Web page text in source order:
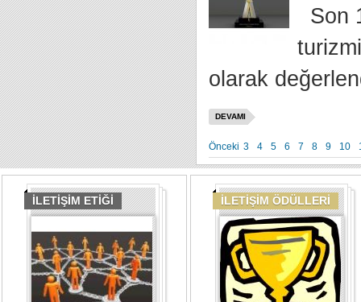
Son
olarak
DEVAMI
Önceki 3 4 5 6 7 8 9 10
İLETİŞİM ETİĞİ İLETİŞİM ÖDÜLLERİ